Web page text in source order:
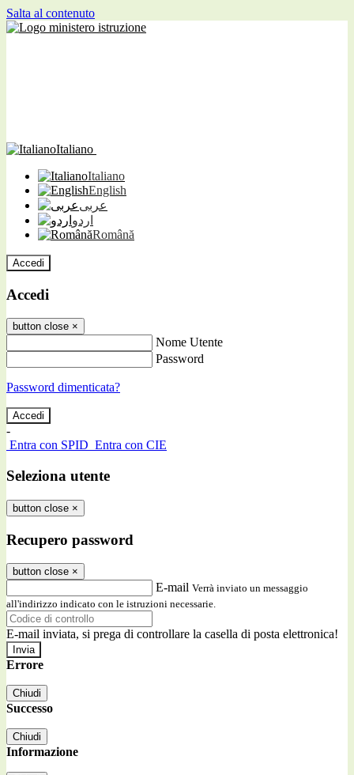
Salta al contenuto
Italiano
Italiano
English
عربى
اردو
Română
Accedi
Accedi
button close ×
Nome Utente
Password
Password dimenticata?
-
Entra con SPID Entra con CIE
Seleziona utente
button close ×
Recupero password
button close ×
E-mail Verrà inviato un messaggio
all'indirizzo indicato con le istruzioni necessarie.
E-mail inviata, si prega di controllare la casella di posta elettronica!
Errore
Chiudi
Successo
Chiudi
Informazione